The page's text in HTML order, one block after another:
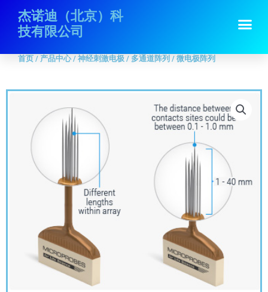
杰诺迪（北京）科
技有限公司
首页/产品中心 神经刺激电极/多通道阵列
首页 / 产品中心/ 神经刺激电极 / 多通道阵列 / 微电极阵列